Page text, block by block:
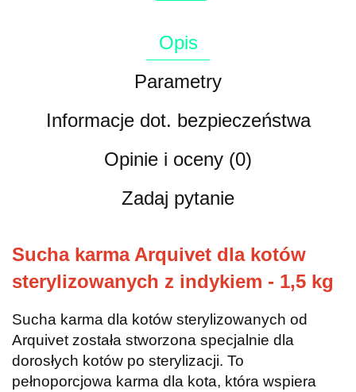
Opis
Parametry
Informacje dot. bezpieczeństwa
Opinie i oceny (0)
Zadaj pytanie
Sucha karma Arquivet dla kotów
sterylizowanych z indykiem - 1,5 kg
Sucha karma dla kotów sterylizowanych od
Arquivet została stworzona specjalnie dla
dorosłych kotów po sterylizacji. To
pełnoporcjowa karma dla kota, która wspiera